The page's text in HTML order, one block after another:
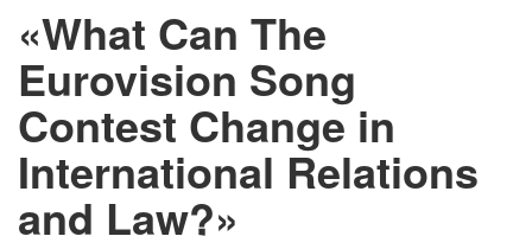
«What Can The
Eurovision Song
Contest Change in
International Relations
and Law?»